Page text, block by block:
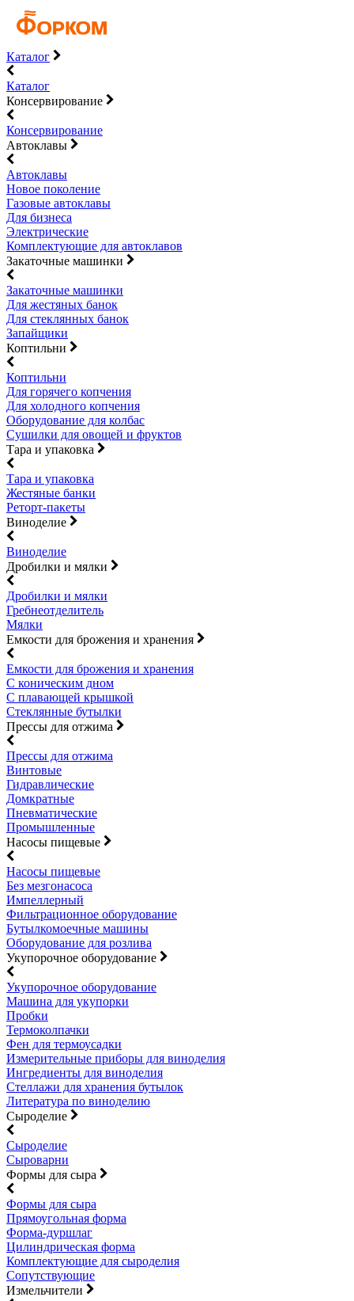
Каталог
Каталог
Консервирование
Консервирование
Автоклавы
Автоклавы
Новое поколение
Газовые автоклавы
Для бизнеса
Электрические
Комплектующие для автоклавов
Закаточные машинки
Закаточные машинки
Для жестяных банок
Для стеклянных банок
Запайщики
Коптильни
Коптильни
Для горячего копчения
Для холодного копчения
Оборудование для колбас
Сушилки для овощей и фруктов
Тара и упаковка
Тара и упаковка
Жестяные банки
Реторт-пакеты
Виноделие
Виноделие
Дробилки и мялки
Дробилки и мялки
Гребнеотделитель
Мялки
Емкости для брожения и хранения
Емкости для брожения и хранения
С коническим дном
С плавающей крышкой
Стеклянные бутылки
Прессы для отжима
Прессы для отжима
Винтовые
Гидравлические
Домкратные
Пневматические
Промышленные
Насосы пищевые
Насосы пищевые
Без мезгонасоса
Импеллерный
Фильтрационное оборудование
Бутылкомоечные машины
Оборудование для розлива
Укупорочное оборудование
Укупорочное оборудование
Машина для укупорки
Пробки
Термоколпачки
Фен для термоусадки
Измерительные приборы для виноделия
Ингредиенты для виноделия
Стеллажи для хранения бутылок
Литература по виноделию
Сыроделие
Сыроделие
Сыроварни
Формы для сыра
Формы для сыра
Прямоугольная форма
Форма-дуршлаг
Цилиндрическая форма
Комплектующие для сыроделия
Сопутствующие
Измельчители